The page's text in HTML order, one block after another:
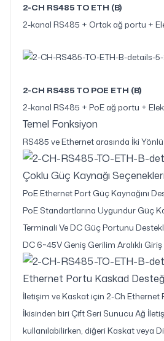
2-CH RS485 TO ETH (B)
2-kanal RS485 + Ortak ağ portu +
2-CH RS485 TO POE ETH (B)
2-kanal RS485 + PoE ağ portu +
Temel Fonksiyon
RS485 ve Ethernet arasında İki
Çoklu Güç Kaynağı Seçenekleri
PoE Ethernet Port Güç Kaynağını
PoE Standartlarına Uygundur Güç
Terminali Ve DC Güç Portunu
DC 6~45V Geniş Gerilim Aralıklı Giriş
Ethernet Portu Kaskad
İletişim ve Kaskat için 2-Ch
İkisinden biri Çift Seri Sunucu Ağ
kullanılabilirken, diğeri Kaskat veya